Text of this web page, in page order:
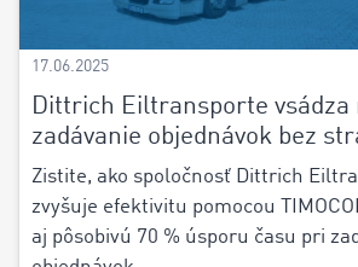
17.06.2025
Dittrich Eiltransporte vsádza
zadávanie objednávok bez
Zistite, ako spoločnosť Dittrich
zvyšuje efektivitu pomocou
aj pôsobivú 70 % úsporu času pri